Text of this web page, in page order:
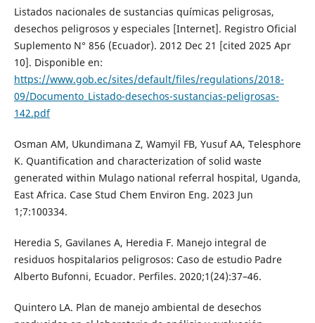
Listados nacionales de sustancias químicas peligrosas,
desechos peligrosos y especiales [Internet]. Registro Oficial
Suplemento N° 856 (Ecuador). 2012 Dec 21 [cited 2025 Apr
10]. Disponible en:
https://www.gob.ec/sites/default/files/regulations/2018-
09/Documento_Listado-desechos-sustancias-peligrosas-
142.pdf
Osman AM, Ukundimana Z, Wamyil FB, Yusuf AA, Telesphore
K. Quantification and characterization of solid waste
generated within Mulago national referral hospital, Uganda,
East Africa. Case Stud Chem Environ Eng. 2023 Jun
1;7:100334.
Heredia S, Gavilanes A, Heredia F. Manejo integral de
residuos hospitalarios peligrosos: Caso de estudio Padre
Alberto Bufonni, Ecuador. Perfiles. 2020;1(24):37–46.
Quintero LA. Plan de manejo ambiental de desechos